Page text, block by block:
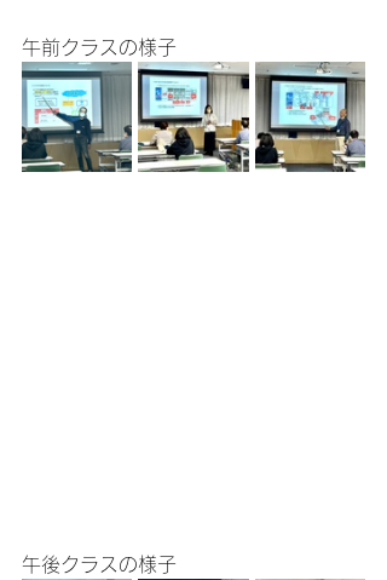
午前クラスの様子
午後クラスの様子